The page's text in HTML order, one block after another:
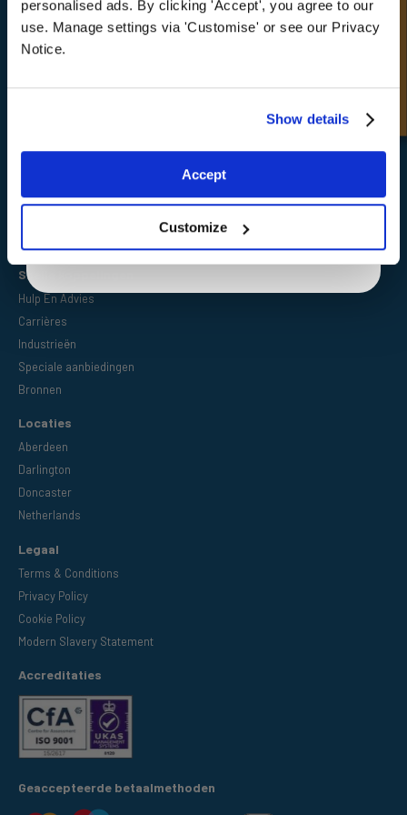
personalised ads. By clicking 'Accept', you agree to our
use. Manage settings via 'Customise' or see our Privacy
Notice.
Show details
Accept
Customize
Co Durham,
Snelle koppelingen
Hulp En Advies
Carrières
Industrieën
Speciale aanbiedingen
Bronnen
Locaties
Aberdeen
Darlington
Doncaster
Netherlands
Legaal
Terms & Conditions
Privacy Policy
Cookie Policy
Modern Slavery Statement
Accreditaties
Geaccepteerde betaalmethoden
Snel onderzoek
deals
By entering your email address you are agreeing to our
privacy policy.